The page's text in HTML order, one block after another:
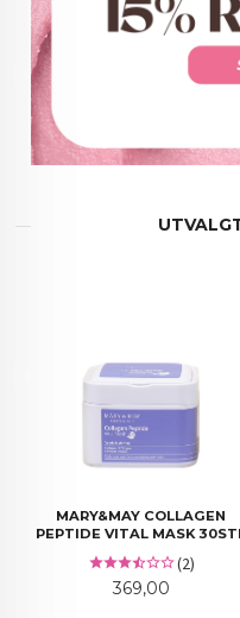
MARY&MAY COLLAGEN
PEPTIDE VITAL MASK
(2)
Pris
369,00